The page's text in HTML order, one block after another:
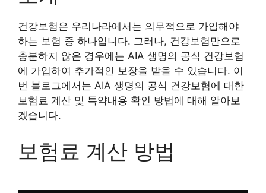
건강보험은 우리나라에서는 의무적으로 가입해야
하는 보험 중 하나입니다. 그러나, 건강보험만으로
충분하지 않은 경우에는 AIA 생명의 공식 건강보험
에 가입하여 추가적인 보장을 받을 수 있습니다. 이
번 블로그에서는 AIA 생명의 공식 건강보험에 대한
보험료 계산 및 특약내용 확인 방법에 대해 알아보
겠습니다.
보험료 계산 방법